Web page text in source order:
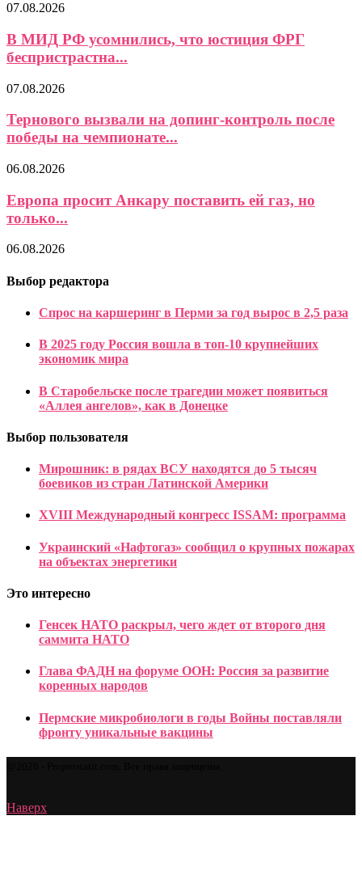
07.08.2026
В МИД РФ усомнились, что юстиция ФРГ
беспристрастна...
07.08.2026
Тернового вызвали на допинг-контроль после
победы на чемпионате...
06.08.2026
Европа просит Анкару поставить ей газ, но
только...
06.08.2026
Выбор редактора
Спрос на каршеринг в Перми за год вырос в 2,5 раза
В 2025 году Россия вошла в топ-10 крупнейших
экономик мира
В Старобельске после трагедии может появиться
«Аллея ангелов», как в Донецке
Выбор пользователя
Мирошник: в рядах ВСУ находятся до 5 тысяч
боевиков из стран Латинской Америки
XVIII Международный конгресс ISSAM: программа
Украинский «Нафтогаз» сообщил о крупных пожарах
на объектах энергетики
Это интересно
Генсек НАТО раскрыл, чего ждет от второго дня
саммита НАТО
Глава ФАДН на форуме ООН: Россия за развитие
коренных народов
Пермские микробиологи в годы Войны поставляли
фронту уникальные вакцины
Наверх